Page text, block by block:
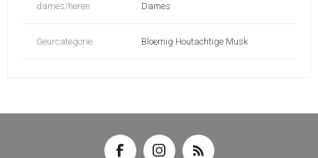
dames/heren Dames
Geurcategorie Bloemig Houtachtige Musk